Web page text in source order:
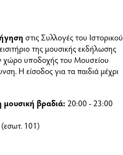
στις Συλλογές του Ιστορικού
της μουσικής εκδήλωσης
χώρο υποδοχής του Μουσείου
Η είσοδος για τα παιδιά μέχρι
μουσική βραδιά: 20:00 - 23:00
101)